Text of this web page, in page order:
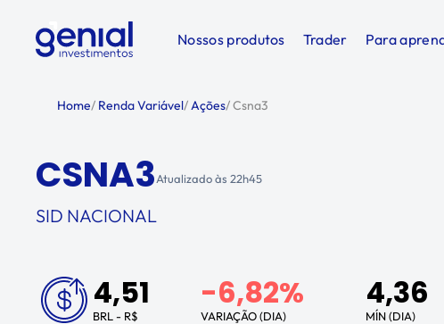
Nossos produtos Trader Para
Home/ Renda Variável/Ações/Csna3
CSNA3Atualizado às 22h45
SID NACIONAL
4,51
BRL - R$
-6,82%
VARIAÇÃO (DIA)
4,36
MÍN (DIA)